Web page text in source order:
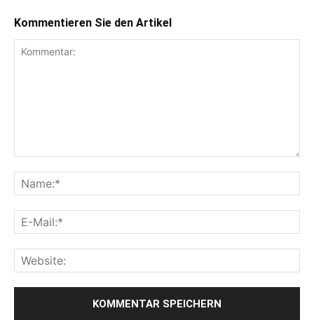
Kommentieren Sie den Artikel